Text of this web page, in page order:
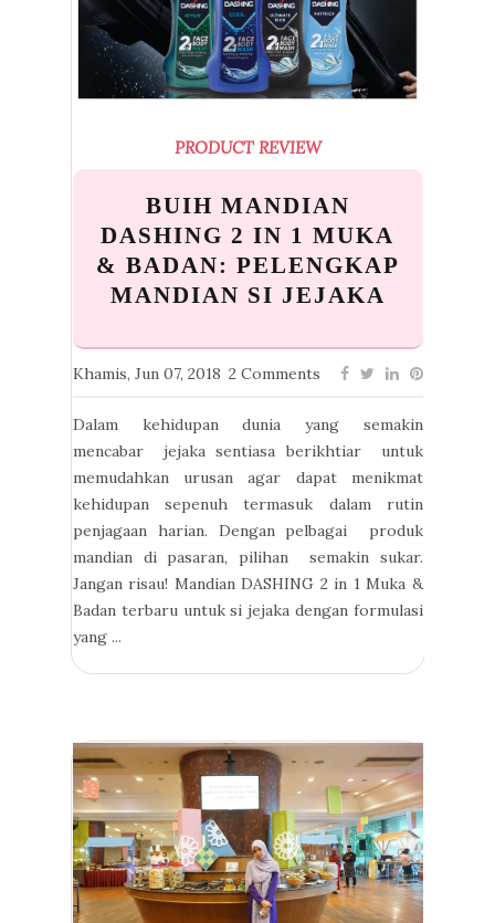
PRODUCT REVIEW
BUIH MANDIAN
DASHING 2 IN 1 MUKA
& BADAN: PELENGKAP
MANDIAN SI JEJAKA
Khamis, Jun 07, 2018 2 Comments
Dalam kehidupan dunia yang semakin
mencabar jejaka sentiasa berikhtiar untuk
memudahkan urusan agar dapat menikmat
kehidupan sepenuh termasuk dalam rutin
penjagaan harian. Dengan pelbagai produk
mandian di pasaran, pilihan semakin sukar.
Jangan risau! Mandian DASHING 2 in 1 Muka &
Badan terbaru untuk si jejaka dengan formulasi
yang ...